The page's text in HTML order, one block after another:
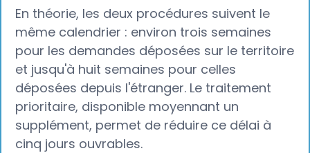
En théorie, les deux procédures suivent le
même calendrier : environ trois semaines
pour les demandes déposées sur le territoire
et jusqu'à huit semaines pour celles
déposées depuis l'étranger. Le traitement
prioritaire, disponible moyennant un
supplément, permet de réduire ce délai à
cinq jours ouvrables.